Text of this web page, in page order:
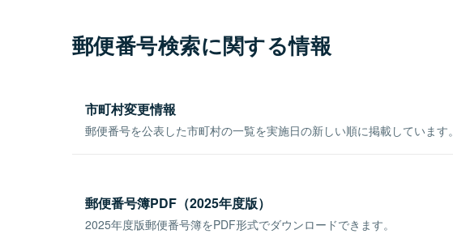
郵便番号検索に関する情報
市町村変更情報
郵便番号を公表した市町村の一覧を実施日の新しい順に掲載しています。
郵便番号簿PDF（2025年度版）
2025年度版郵便番号簿をPDF形式でダウンロードできます。